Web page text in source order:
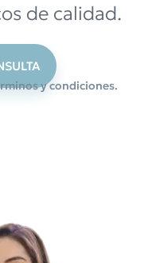
de calidad.
y condiciones.